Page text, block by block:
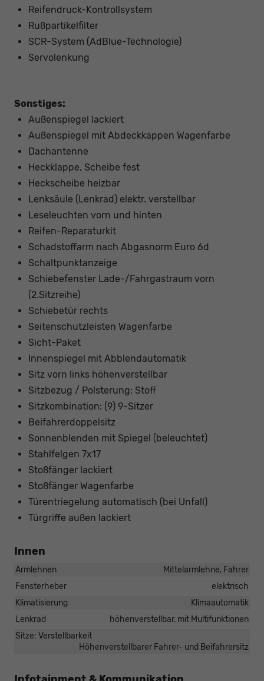
Reifendruck-Kontrollsystem
Rußpartikelfilter
SCR-System (AdBlue-Technologie)
Servolenkung
Sonstiges:
Außenspiegel lackiert
Außenspiegel mit Abdeckkappen Wagenfarbe
Dachantenne
Heckklappe, Scheibe fest
Heckscheibe heizbar
Lenksäule (Lenkrad) elektr. verstellbar
Leseleuchten vorn und hinten
Reifen-Reparaturkit
Schadstoffarm nach Abgasnorm Euro 6d
Schaltpunktanzeige
Schiebefenster Lade-/Fahrgastraum vorn
(2.Sitzreihe)
Schiebetür rechts
Seitenschutzleisten Wagenfarbe
Sicht-Paket
Innenspiegel mit Abblendautomatik
Sitz vorn links höhenverstellbar
Sitzbezug / Polsterung: Stoff
Sitzkombination: (9) 9-Sitzer
Beifahrerdoppelsitz
Sonnenblenden mit Spiegel (beleuchtet)
Stahlfelgen 7x17
Stoßfänger lackiert
Stoßfänger Wagenfarbe
Türentriegelung automatisch (bei Unfall)
Türgriffe außen lackiert
Innen
Armlehnen
Mittelarmlehne, Fahrer
Fensterheber
elektrisch
Klimatisierung
Klimaautomatik
Lenkrad
höhenverstellbar, mit Multifunktionen
Sitze: Verstellbarkeit
Höhenverstellbarer Fahrer- und Beifahrersitz